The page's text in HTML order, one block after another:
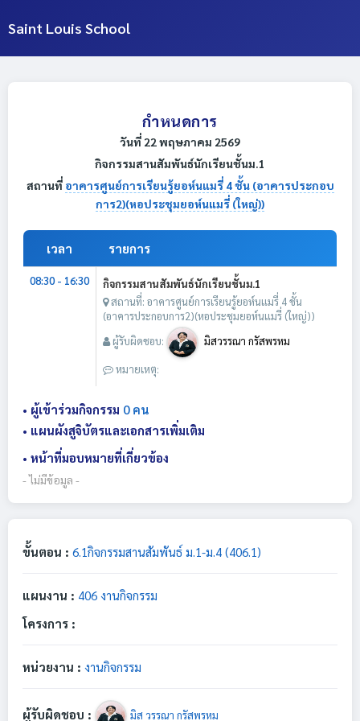
Saint Louis School
กำหนดการ
วันที่ 22 พฤษภาคม 2569
กิจกรรมสานสัมพันธ์นักเรียนชั้นม.1
สถานที่ อาคารศูนย์การเรียนรู้ยอห์นแมรี่ 4 ชั้น (อาคารประกอบ
การ2)(หอประชุมยอห์นแมรี่ (ใหญ่))
เวลา รายการ
08:30 - 16:30
กิจกรรมสานสัมพันธ์นักเรียนชั้นม.1
สถานที่: อาคารศูนย์การเรียนรู้ยอห์นแมรี่ 4 ชั้น
(อาคารประกอบการ2)(หอประชุมยอห์นแมรี่ (ใหญ่))
ผู้รับผิดชอบ:
มิสวรรณา กรัสพรหม
หมายเหตุ:
• ผู้เข้าร่วมกิจกรรม 0 คน
• แผนผังสูจิบัตรและเอกสารเพิ่มเติม
• หน้าที่มอบหมายที่เกี่ยวข้อง
- ไม่มีข้อมูล -
ขั้นตอน : 6.1กิจกรรมสานสัมพันธ์ ม.1-ม.4 (406.1)
แผนงาน : 406 งานกิจกรรม
โครงการ :
หน่วยงาน : งานกิจกรรม
ผู้รับผิดชอบ : มิส วรรณา กรัสพรหม